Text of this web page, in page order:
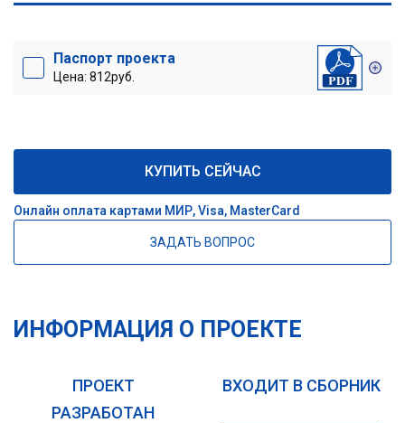
Паспорт проекта
Цена: 812руб.
КУПИТЬ СЕЙЧАС
Онлайн оплата картами МИР, Visa, MasterCard
ЗАДАТЬ ВОПРОС
ИНФОРМАЦИЯ О ПРОЕКТЕ
ПРОЕКТ
РАЗРАБОТАН
ВХОДИТ В СБОРНИК